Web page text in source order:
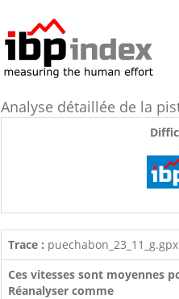
Analyse détaillée de la
Trace : puechabon_23_11_g.gpx
Ces vitesses sont moyennes
Réanalyser comme